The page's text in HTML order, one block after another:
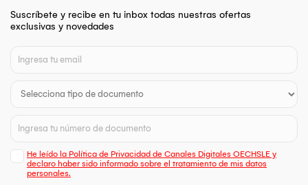
Suscríbete y recibe en tu inbox todas nuestras ofertas
exclusivas y novedades
He leído la Política de Privacidad de Canales Digitales OECHSLE y
declaro haber sido informado sobre el tratamiento de mis datos
personales.